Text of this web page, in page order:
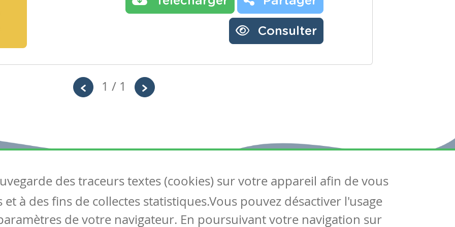
Consulter
1 / 1
Articles
Tous les articles
Articles DYS
Suivez-nous
Contactez-nous
Soutien scolaire
des traceurs textes (cookies) sur votre appareil afin de vous
à des fins de collectes statistiques.Vous pouvez désactiver l'usage
de votre navigateur. En poursuivant votre navigation sur